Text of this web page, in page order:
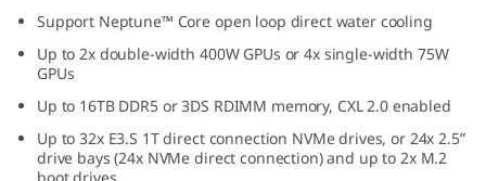
e
Support Neptune™ Core open loop direct water cooling
Up to 2x double-width 400W GPUs or 4x single-width 75W
GPUs
Up to 16TB DDR5 or 3DS RDIMM memory, CXL 2.0 enabled
Up to 32x E3.S 1T direct connection NVMe drives, or 24x 2.5”
drive bays (24x NVMe direct connection) and up to 2x M.2
boot drives